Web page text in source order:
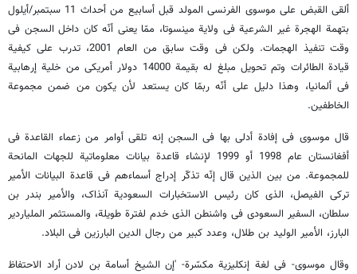
ألقی القبض علی موسوی الفرنسی المولد قبل أسابیع من أحداث 11 سبتمبر/أیلول
بتهمة الهجرة غیر الشرعیة فی ولایة مینسوتا، ممّا یعنی أنّه کان داخل السجن فی
وقت تنفیذ الهجمات. ولکن فی وقت سابق من العام 2001، تدرب علی کیفیة
قیادة الطائرات وتم تحویل مبلغ له بقیمة 14000 دولار أمریکی من خلیة إرهابیة
فی ألمانیا، وهذا دلیل علی أنّه ربمّا کان یستعد لأن یکون من ضمن مجموعة
الخاطفین.
قال موسوی فی إفادة أدلی بها فی السجن إنه تلقی أوامر من زعماء القاعدة فی
أفغانستان عام 1998 أو 1999 لإنشاء قاعدة بیانات معلوماتیة للجهات المانحة
للمجموعة. من بین الذین قال إنّه تذکّر إدراج أسماءهم فی قاعدة البیانات الأمیر
ترکی الفیصل، الذی کان رئیس الاستخبارات السعودیة آنذاک، والأمیر بندر بن
سلطان، السفیر السعودی فی واشنطن الذی خدم لفترة طویلة، والمستثمر الملیاردیر
البارز، الأمیر الولید بن طلال، وعدد کبیر من رجال الدین البارزین فی البلاد.
وقال موسوی- فی لغة إنکلیزیة مکسّرة- 'إن الشیخ أسامة بن لادن أراد الاحتفاظ